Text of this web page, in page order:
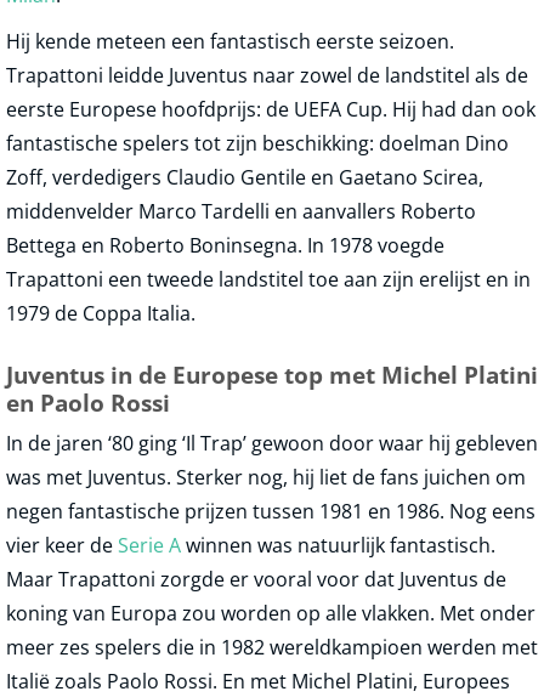
Hij kende meteen een fantastisch eerste seizoen.
Trapattoni leidde Juventus naar zowel de landstitel als de
eerste Europese hoofdprijs: de UEFA Cup. Hij had dan ook
fantastische spelers tot zijn beschikking: doelman Dino
Zoff, verdedigers Claudio Gentile en Gaetano Scirea,
middenvelder Marco Tardelli en aanvallers Roberto
Bettega en Roberto Boninsegna. In 1978 voegde
Trapattoni een tweede landstitel toe aan zijn erelijst en in
1979 de Coppa Italia.
Juventus in de Europese top met Michel Platini
en Paolo Rossi
In de jaren ‘80 ging ‘Il Trap’ gewoon door waar hij gebleven
was met Juventus. Sterker nog, hij liet de fans juichen om
negen fantastische prijzen tussen 1981 en 1986. Nog eens
vier keer deSerie Awinnen was natuurlijk fantastisch.
Maar Trapattoni zorgde er vooral voor dat Juventus de
koning van Europa zou worden op alle vlakken. Met onder
meer zes spelers die in 1982 wereldkampioen werden met
Italië zoals Paolo Rossi. En met Michel Platini, Europees